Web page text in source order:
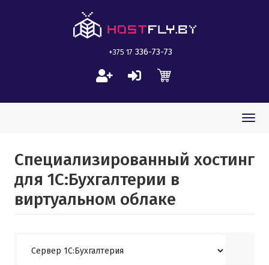
+375 17 336-73-73
Специализированный хостинг
для 1C:Бухгалтерии в
виртуальном облаке